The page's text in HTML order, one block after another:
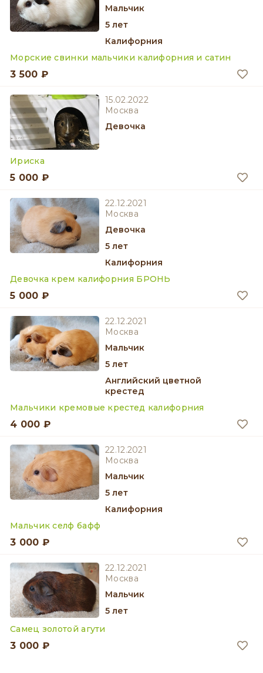
мальчик
5 лет
Калифорния
Морские свинки мальчики калифорния и сатин
3 500 ₽
15.02.2022
Москва
девочка
Ириска
5 000 ₽
22.12.2021
Москва
девочка
5 лет
Калифорния
Девочка крем калифорния БРОНЬ
5 000 ₽
22.12.2021
Москва
мальчик
5 лет
Английский цветной
крестед
Мальчики кремовые крестед калифорния
4 000 ₽
22.12.2021
Москва
мальчик
5 лет
Калифорния
Мальчик селф бафф
3 000 ₽
22.12.2021
Москва
мальчик
5 лет
Самец золотой агути
3 000 ₽